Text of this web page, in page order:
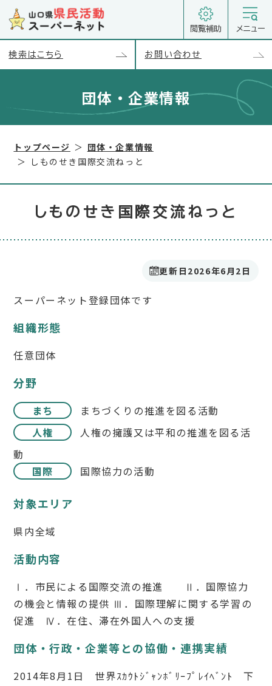
閲覧補助 メニュー
検索はこちら お問い合わせ
団体・企業情報